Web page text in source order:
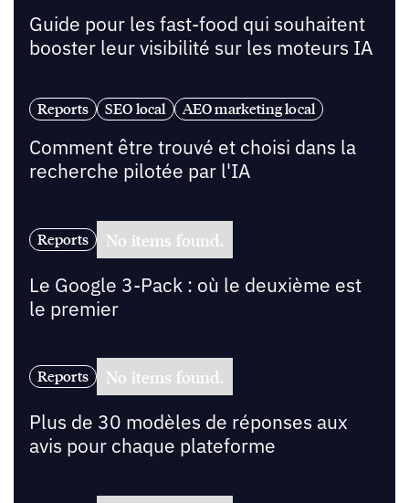
Guide pour les fast-food qui souhaitent
booster leur visibilité sur les moteurs IA
Reports SEO local AEO marketing local
Comment être trouvé et choisi dans la
recherche pilotée par l'IA
Reports No items found.
Le Google 3-Pack : où le deuxième est
le premier
Reports No items found.
Plus de 30 modèles de réponses aux
avis pour chaque plateforme